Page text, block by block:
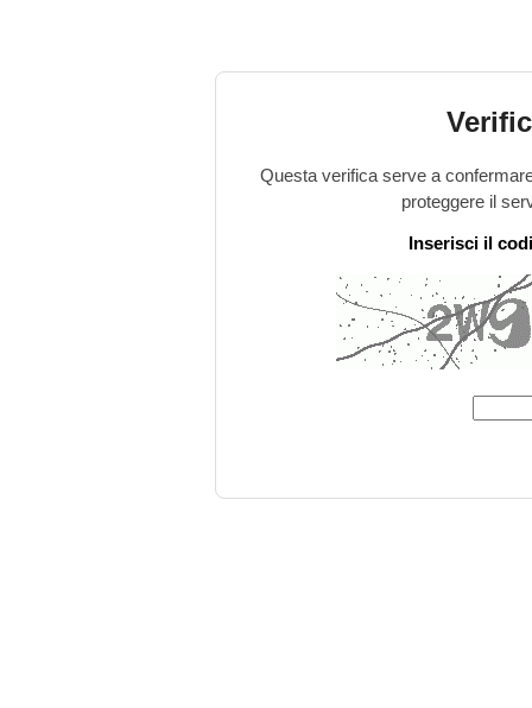
Questa verifica serve a
proteggere il
Inserisci il